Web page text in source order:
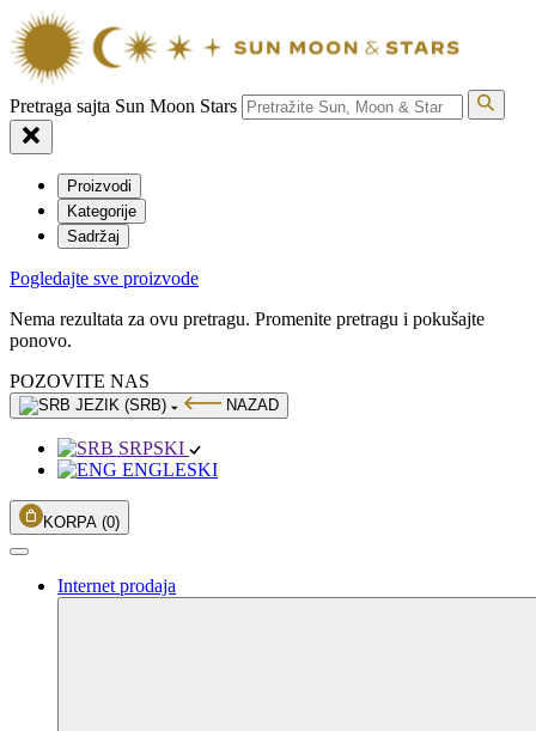
Pretraga sajta Sun Moon Stars
Proizvodi
Kategorije
Sadržaj
Pogledajte sve proizvode
Nema rezultata za ovu pretragu. Promenite pretragu i pokušajte
ponovo.
POZOVITE NAS
JEZIK (SRB) NAZAD
SRPSKI
ENGLESKI
KORPA (0)
Internet prodaja